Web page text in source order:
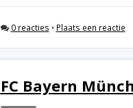
0 reacties • Plaats een reactie
FC Bayern